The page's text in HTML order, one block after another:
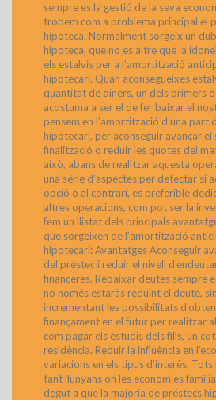
sempre es la gestió de la seva
trobem com a problema principal el
hipoteca. Normalment sorgeix un
hipoteca, que no es altre que la
els estalvis per a l’amortització
hipotecari. Quan aconsegueixes
quantitat de diners, un dels primers
acostuma a ser el de fer baixar el
pensem en l’amortització d’una part
hipotecari, per aconseguir avançar el
finalització o reduir les quotes del
això, abans de realitzar aquesta
una sèrie d’aspectes per detectar si
opció o al contrari, es preferible
altres operacions, com pot ser la
fem un llistat dels principals
que sorgeixen de l’amortització
hipotecari: Avantatges Aconseguir
del préstec i reduir el nivell
financeres. Rebaixar deutes sempre
no només estaràs reduint el deute,
incrementant les possibilitats
finançament en el futur per realitzar
com pagar els estudis dels fills, un
residència. Reduir la influència en
variacions en els tipus d’interès.
tant llunyans on les economies
degut a que la majoria de préstecs